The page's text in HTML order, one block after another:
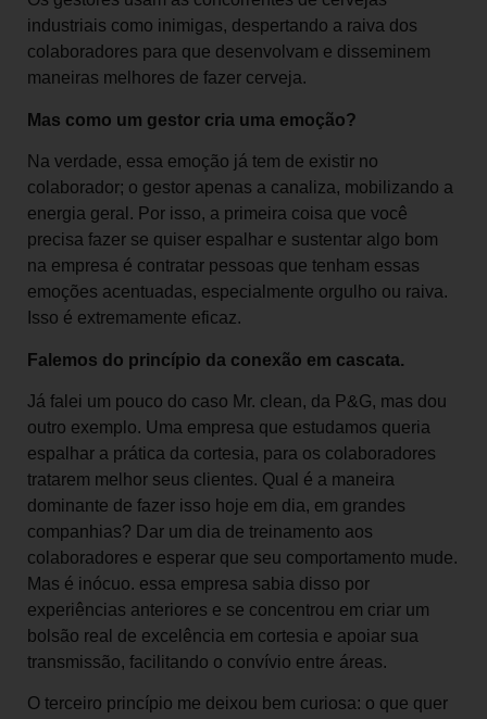
industriais como inimigas, despertando a raiva dos
colaboradores para que desenvolvam e disseminem
maneiras melhores de fazer cerveja.
Mas como um gestor cria uma emoção?
Na verdade, essa emoção já tem de existir no
colaborador; o gestor apenas a canaliza, mobilizando a
energia geral. Por isso, a primeira coisa que você
precisa fazer se quiser espalhar e sustentar algo bom
na empresa é contratar pessoas que tenham essas
emoções acentuadas, especialmente orgulho ou raiva.
Isso é extremamente eficaz.
Falemos do princípio da conexão em cascata.
Já falei um pouco do caso Mr. clean, da P&G, mas dou
outro exemplo. Uma empresa que estudamos queria
espalhar a prática da cortesia, para os colaboradores
tratarem melhor seus clientes. Qual é a maneira
dominante de fazer isso hoje em dia, em grandes
companhias? Dar um dia de treinamento aos
colaboradores e esperar que seu comportamento mude.
Mas é inócuo. essa empresa sabia disso por
experiências anteriores e se concentrou em criar um
bolsão real de excelência em cortesia e apoiar sua
transmissão, facilitando o convívio entre áreas.
O terceiro princípio me deixou bem curiosa: o que quer